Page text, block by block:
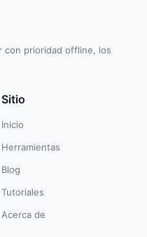
con prioridad offline, los
Sitio
Inicio
Herramientas
Blog
Tutoriales
Acerca de